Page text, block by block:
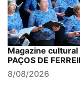
Magazine cultural
PAÇOS DE
8/08/2026